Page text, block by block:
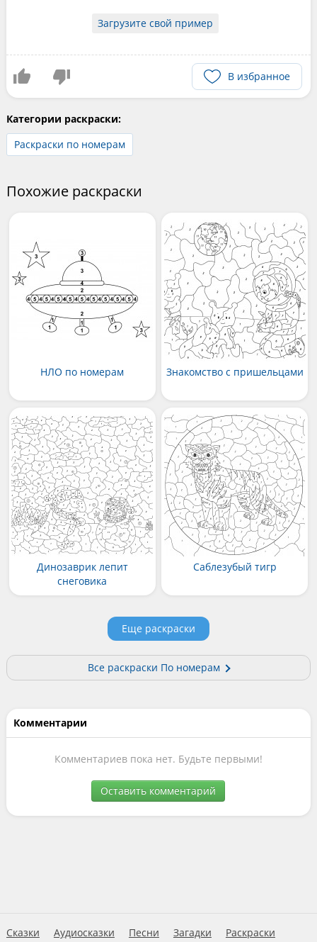
Загрузите свой пример
В избранное
Категории раскраски:
Раскраски по номерам
Похожие раскраски
НЛО по номерам Знакомство с пришельцами
Динозаврик лепит
снеговика
Саблезубый тигр
Еще раскраски
Все раскраски По номерам
Комментарии
Комментариев пока нет. Будьте первыми!
Оставить комментарий
Сказки Аудиосказки Песни Загадки Раскраски